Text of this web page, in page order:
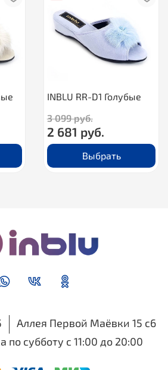
INBLU RR-D1 Голубые
3 099 руб.
2 681 руб.
Выбрать
Аллея Первой Маёвки 15 с6
по субботу с 11:00 до 20:00